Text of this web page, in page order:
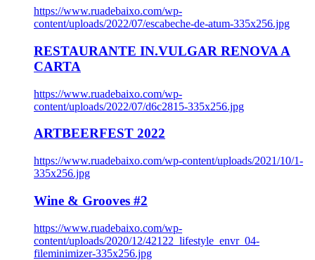
https://www.ruadebaixo.com/wp-
content/uploads/2022/07/escabeche-de-atum-335x256.jpg
RESTAURANTE IN.VULGAR RENOVA A
CARTA
https://www.ruadebaixo.com/wp-
content/uploads/2022/07/d6c2815-335x256.jpg
ARTBEERFEST 2022
https://www.ruadebaixo.com/wp-content/uploads/2021/10/1-
335x256.jpg
Wine & Grooves #2
https://www.ruadebaixo.com/wp-
content/uploads/2020/12/42122_lifestyle_envr_04-
fileminimizer-335x256.jpg